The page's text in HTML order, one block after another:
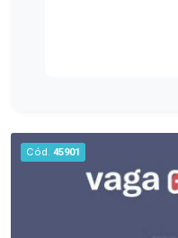
Cód. 45901